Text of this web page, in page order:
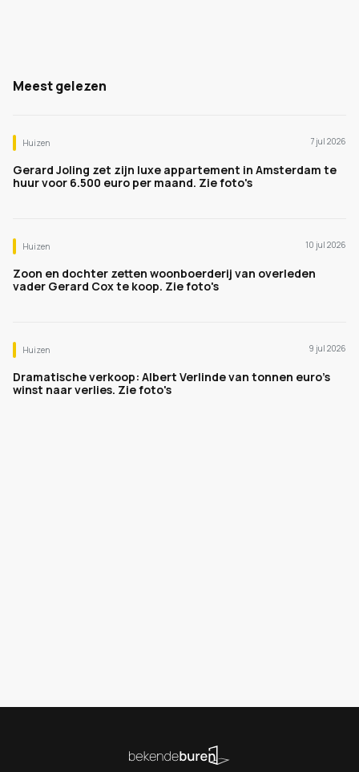
Meest gelezen
Huizen 7 jul 2026
Gerard Joling zet zijn luxe appartement in Amsterdam te
huur voor 6.500 euro per maand. Zie foto's
Huizen 10 jul 2026
Zoon en dochter zetten woonboerderij van overleden
vader Gerard Cox te koop. Zie foto's
Huizen 9 jul 2026
Dramatische verkoop: Albert Verlinde van tonnen euro's
winst naar verlies. Zie foto's